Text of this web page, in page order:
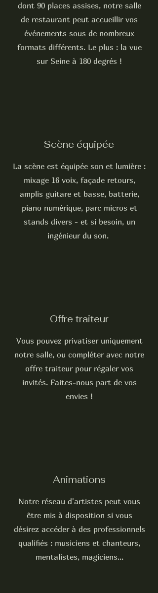
dont 90 places assises, notre salle
de restaurant peut accueillir vos
événements sous de nombreux
formats différents. Le plus : la vue
sur Seine à 180 degrés !
Scène équipée
La scène est équipée son et lumière :
mixage 16 voix, façade retours,
amplis guitare et basse, batterie,
piano numérique, parc micros et
stands divers - et si besoin, un
ingénieur du son.
Offre traiteur
Vous pouvez privatiser uniquement
notre salle, ou compléter avec notre
offre traiteur pour régaler vos
invités. Faites-nous part de vos
envies !
Animations
Notre réseau d'artistes peut vous
être mis à disposition si vous
désirez accéder à des professionnels
qualifiés : musiciens et chanteurs,
mentalistes, magiciens...